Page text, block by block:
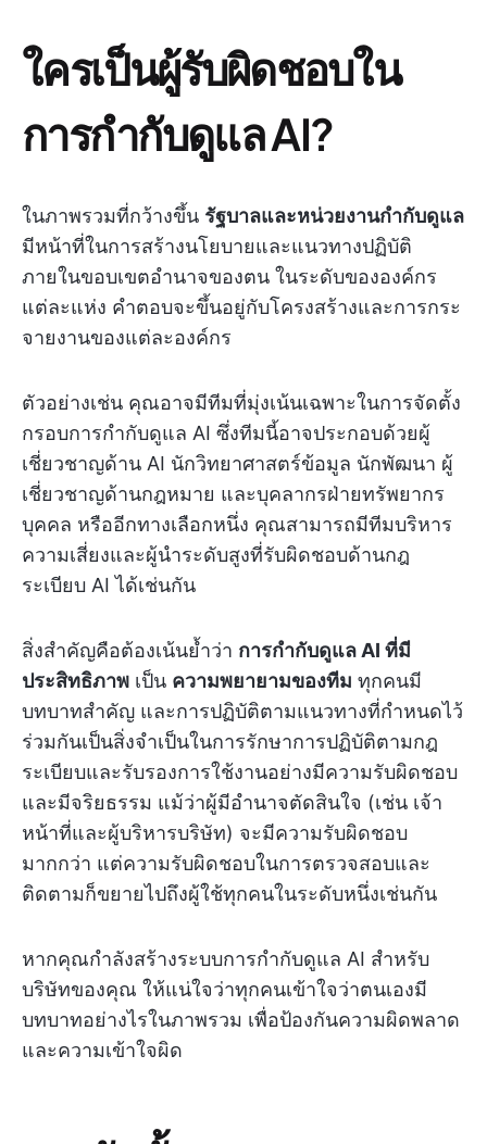
ใครเป็นผู้รับผิดชอบใน
การกำกับดูแล AI?
ในภาพรวมที่กว้างขึ้น รัฐบาลและหน่วยงานกำกับดูแล
มีหน้าที่ในการสร้างนโยบายและแนวทางปฏิบัติ
ภายในขอบเขตอำนาจของตน ในระดับขององค์กร
แต่ละแห่ง คำตอบจะขึ้นอยู่กับโครงสร้างและการกระ
จายงานของแต่ละองค์กร
ตัวอย่างเช่น คุณอาจมีทีมที่มุ่งเน้นเฉพาะในการจัดตั้ง
กรอบการกำกับดูแล AI ซึ่งทีมนี้อาจประกอบด้วยผู้
เชี่ยวชาญด้าน AI นักวิทยาศาสตร์ข้อมูล นักพัฒนา ผู้
เชี่ยวชาญด้านกฎหมาย และบุคลากรฝ่ายทรัพยากร
บุคคล หรืออีกทางเลือกหนึ่ง คุณสามารถมีทีมบริหาร
ความเสี่ยงและผู้นำระดับสูงที่รับผิดชอบด้านกฎ
ระเบียบ AI ได้เช่นกัน
สิ่งสำคัญคือต้องเน้นย้ำว่า การกำกับดูแล AI ที่มี
ประสิทธิภาพ เป็น ความพยายามของทีม ทุกคนมี
บทบาทสำคัญ และการปฏิบัติตามแนวทางที่กำหนดไว้
ร่วมกันเป็นสิ่งจำเป็นในการรักษาการปฏิบัติตามกฎ
ระเบียบและรับรองการใช้งานอย่างมีความรับผิดชอบ
และมีจริยธรรม แม้ว่าผู้มีอำนาจตัดสินใจ (เช่น เจ้า
หน้าที่และผู้บริหารบริษัท) จะมีความรับผิดชอบ
มากกว่า แต่ความรับผิดชอบในการตรวจสอบและ
ติดตามก็ขยายไปถึงผู้ใช้ทุกคนในระดับหนึ่งเช่นกัน
หากคุณกำลังสร้างระบบการกำกับดูแล AI สำหรับ
บริษัทของคุณ ให้แน่ใจว่าทุกคนเข้าใจว่าตนเองมี
บทบาทอย่างไรในภาพรวม เพื่อป้องกันความผิดพลาด
และความเข้าใจผิด